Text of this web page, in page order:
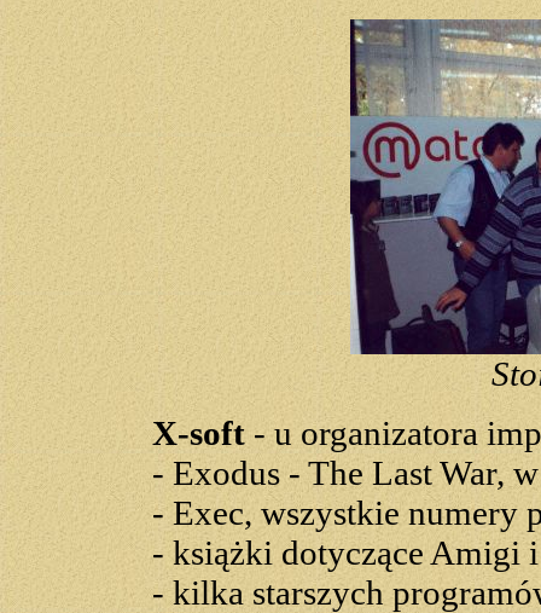
X-soft- u organizatora
- Exodus - The Last War,
- Exec, wszystkie numery
- książki dotyczące Amigi
- kilka starszych